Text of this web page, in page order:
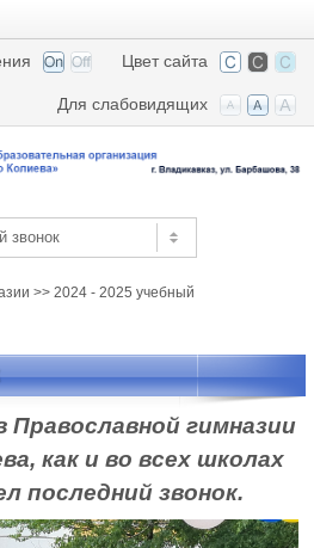
Цвет сайта
Для слабовидящих
>> 2024 - 2025 учебный
Православной гимназии
как и во всех школах
последний звонок.